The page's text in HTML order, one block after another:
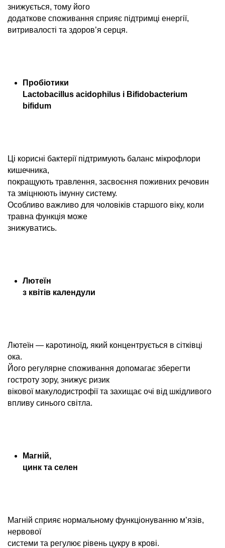
знижується, тому його
додаткове споживання сприяє підтримці енергії,
витривалості та здоров’я серця.
Пробіотики
Lactobacillus acidophilus і Bifidobacterium
bifidum
Ці корисні бактерії підтримують баланс мікрофлори
кишечника,
покращують травлення, засвоєння поживних речовин
та зміцнюють імунну систему.
Особливо важливо для чоловіків старшого віку, коли
травна функція може
знижуватись.
Лютеїн
з квітів календули
Лютеїн — каротиноїд, який концентрується в сітківці
ока.
Його регулярне споживання допомагає зберегти
гостроту зору, знижує ризик
вікової макулодистрофії та захищає очі від шкідливого
впливу синього світла.
Магній,
цинк та селен
Магній сприяє нормальному функціонуванню м’язів,
нервової
системи та регулює рівень цукру в крові.